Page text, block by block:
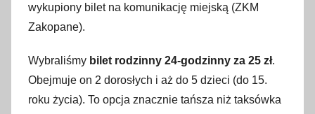
wykupiony bilet na komunikację miejską (ZKM
Zakopane).
Wybraliśmy bilet rodzinny 24-godzinny za 25 zł.
Obejmuje on 2 dorosłych i aż do 5 dzieci (do 15.
roku życia). To opcja znacznie tańsza niż taksówka